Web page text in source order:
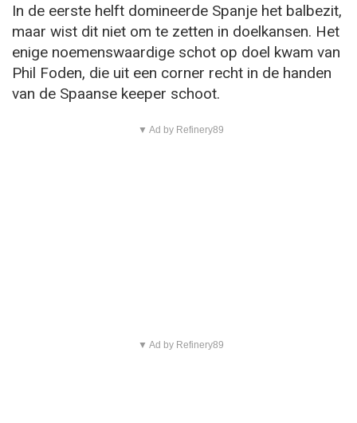
In de eerste helft domineerde Spanje het balbezit,
maar wist dit niet om te zetten in doelkansen. Het
enige noemenswaardige schot op doel kwam van
Phil Foden, die uit een corner recht in de handen
van de Spaanse keeper schoot.
▼ Ad by Refinery89
▼ Ad by Refinery89